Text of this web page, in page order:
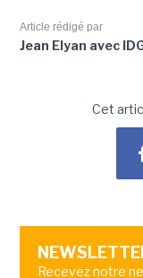
Article rédigé par
Jean Elyan avec
Cet
Recevez notre